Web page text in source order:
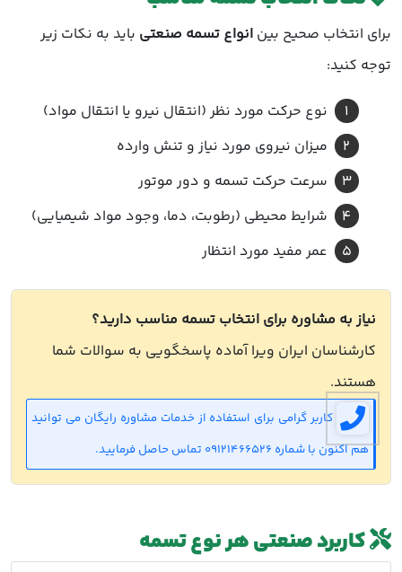
برای انتخاب صحیح بین انواع تسمه صنعتی باید به نکات زیر
توجه کنید:
نوع حرکت مورد نظر (انتقال نیرو یا انتقال مواد)
میزان نیروی مورد نیاز و تنش وارده
سرعت حرکت تسمه و دور موتور
شرایط محیطی (رطوبت، دما، وجود مواد شیمیایی)
عمر مفید مورد انتظار
نیاز به مشاوره برای انتخاب تسمه مناسب دارید؟
کارشناسان ایران ویرا آماده پاسخگویی به سوالات شما
هستند.
کاربر گرامی برای استفاده از خدمات مشاوره رایگان می توانید
هم اکنون با شماره 09121466526 تماس حاصل فرمایید.
کاربرد صنعتی هر نوع تسمه